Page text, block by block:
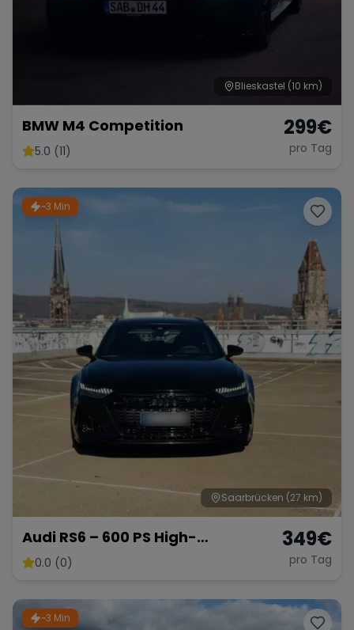
Blieskastel (10 km)
BMW M4 Competition
5.0 (11)
299€
pro Tag
~3 Min
Saarbrücken (27 km)
Audi RS6 – 600 PS High-
Performance Kombi
0.0 (0)
349€
pro Tag
~3 Min